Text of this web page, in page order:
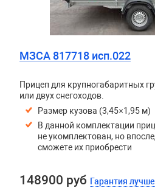
МЗСА 817718 исп.022
Прицеп для крупногабаритных
или двух снегоходов.
Размер кузова (3,45×1,95 м)
В данной комплектации
не укомплектован, но
сможете их приобрести
148900 руб Гарантия